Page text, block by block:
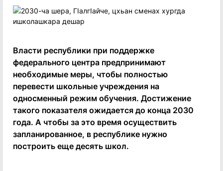
Власти республики при поддержке
федерального центра предпринимают
необходимые меры, чтобы полностью
перевести школьные учреждения на
односменный режим обучения. Достижение
такого показателя ожидается до конца 2030
года. А чтобы за это время осуществить
запланированное, в республике нужно
построить еще десять школ.